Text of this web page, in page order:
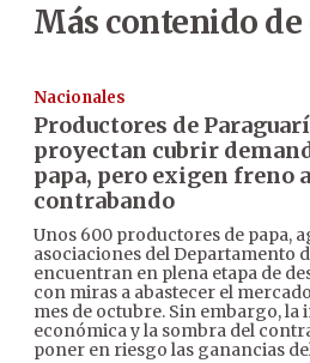
Más contenido de
Nacionales
Productores de Paraguarí
proyectan cubrir
papa, pero exigen freno
contrabando
Unos 600 productores de papa,
asociaciones del Departamento
encuentran en plena etapa de
con miras a abastecer el
mes de octubre. Sin embargo,
económica y la sombra del
poner en riesgo las ganancias